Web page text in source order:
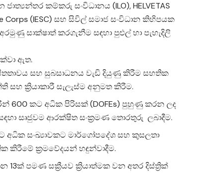
කම්කරු සංවිධානය (ILO), HELVETAS
Corps (IESC) සහ සිවිල් සමාජ සංවිධාන කිහිපයක
සාක්ෂාත් කරගැනීම සඳහා පුළුල් හා පැහැදිලි
ඇත.
සහ සුබසාධනය වැඩි දියුණු කිරීම සහතික
සහ ක්‍රියාකාරී සැලැස්ම අනුමත කිරීම.
600 කට අධික පිරිසක් (DOFEs) පුහුණු කරන ලද
සෘජුවම ආරක්ෂිත සංක්‍රමණ තොරතුරු ලබාදීම.
සංඛ්‍යාවකට මාර්ගෝපදේශ සහ කුසලතා
කිරීමේ ක්‍රමවේදයන් හඳුන්වාදීම.
පමණ සක්‍රීයව ක්‍රියාත්මක වන අතර දිස්ත්‍රික්